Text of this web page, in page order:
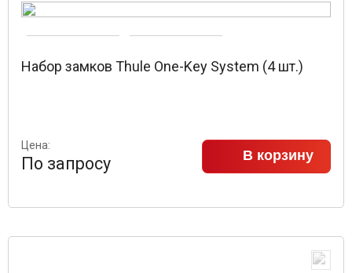
Набор замков Thule One-Key System (4 шт.)
Цена:
По запросу В корзину